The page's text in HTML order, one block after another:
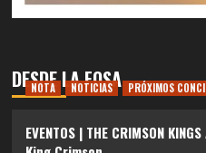
DESDE LA FOSA
NOTA NOTICIAS PRÓXIMOS
EVENTOS | THE CRIMSON